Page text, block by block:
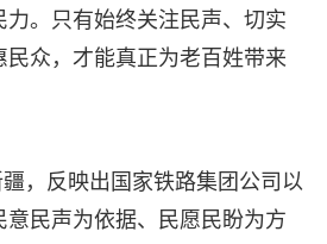
。只有始终关注民声、切实
民众，才能真正为老百姓带来
，反映出国家铁路集团公司以
意民声为依据、民愿民盼为方